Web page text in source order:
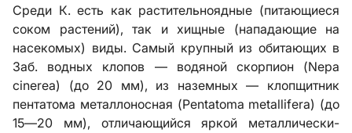
Среди К. есть как растительноядные (питающиеся
соком растений), так и хищные (нападающие на
насекомых) виды. Самый крупный из обитающих в
Заб. водных клопов — водяной скорпион (Nepa
cinerea) (до 20 мм), из наземных — клопщитник
пентатома металлоносная (Pentatoma metallifera) (до
15—20 мм), отличающийся яркой металлически-